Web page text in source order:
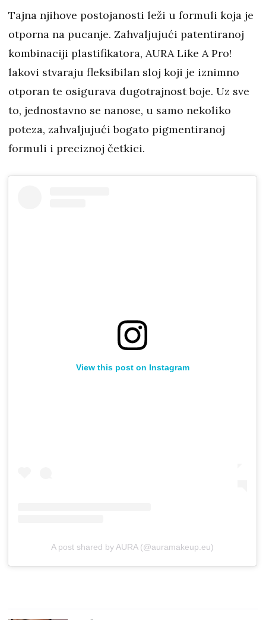
Tajna njihove postojanosti leži u formuli koja je
otporna na pucanje. Zahvaljujući patentiranoj
kombinaciji plastifikatora, AURA Like A Pro!
lakovi stvaraju fleksibilan sloj koji je iznimno
otporan te osigurava dugotrajnost boje. Uz sve
to, jednostavno se nanose, u samo nekoliko
poteza, zahvaljujući bogato pigmentiranoj
formuli i preciznoj četkici.
View this post on Instagram
A post shared by AURA (@auramakeup.eu)